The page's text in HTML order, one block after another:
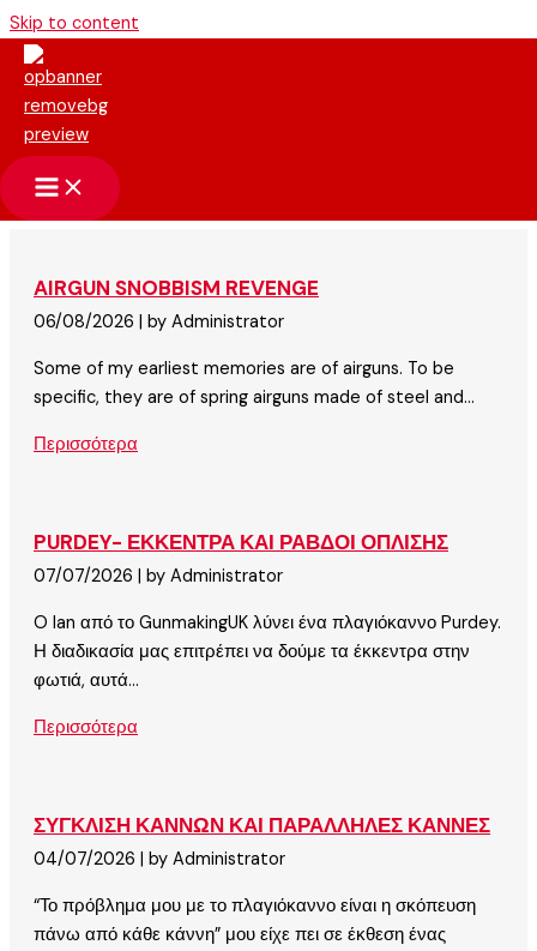
Skip to content
ΡΟΗ ΑΝΑΡΤΗΣΕΩΝ
Ολες οι αναρτήσεις εμφανίζονται σε αυτό το σημείο κατά σειρά
ανάρτησης. Μερικά άρθρα θα επαναλαμβάνονται σε στις
Θεματικές Ενότητες και στα Χρήσιμα Τεχνικά Αρθρα.
AIRGUN SNOBBISM REVENGE
06/08/2026 | by Administrator
Some of my earliest memories are of airguns. To be
specific, they are of spring airguns made of steel and...
Περισσότερα
PURDEY- ΕΚΚΕΝΤΡΑ ΚΑΙ ΡΑΒΔΟΙ ΟΠΛΙΣΗΣ
07/07/2026 | by Administrator
O Ian από το GunmakingUK λύνει ένα πλαγιόκαννο Purdey.
Η διαδικασία μας επιτρέπει να δούμε τα έκκεντρα στην
φωτιά, αυτά...
Περισσότερα
ΣΥΓΚΛΙΣΗ ΚΑΝΝΩΝ ΚΑΙ ΠΑΡΑΛΛΗΛΕΣ ΚΑΝΝΕΣ
04/07/2026 by Administrator
“Το πρόβλημα μου με το πλαγιόκαννο είναι η σκόπευση
πάνω από κάθε κάννη” μου είχε πει σε έκθεση ένας